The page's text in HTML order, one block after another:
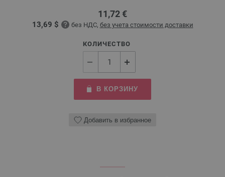
11,72 €
13,69 $ без НДС, без учета стоимости доставки
КОЛИЧЕСТВО
В КОРЗИНУ
Добавить в избранное